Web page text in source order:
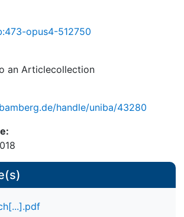
opus4-512750
an Articlecollection
handle/uniba/43280